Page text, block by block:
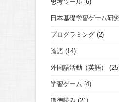
思考ツール (6)
日本基礎学習ゲーム研
プログラミング (2)
論語 (14)
外国語活動（英語）
学習ゲーム (4)
道徳読み (21)